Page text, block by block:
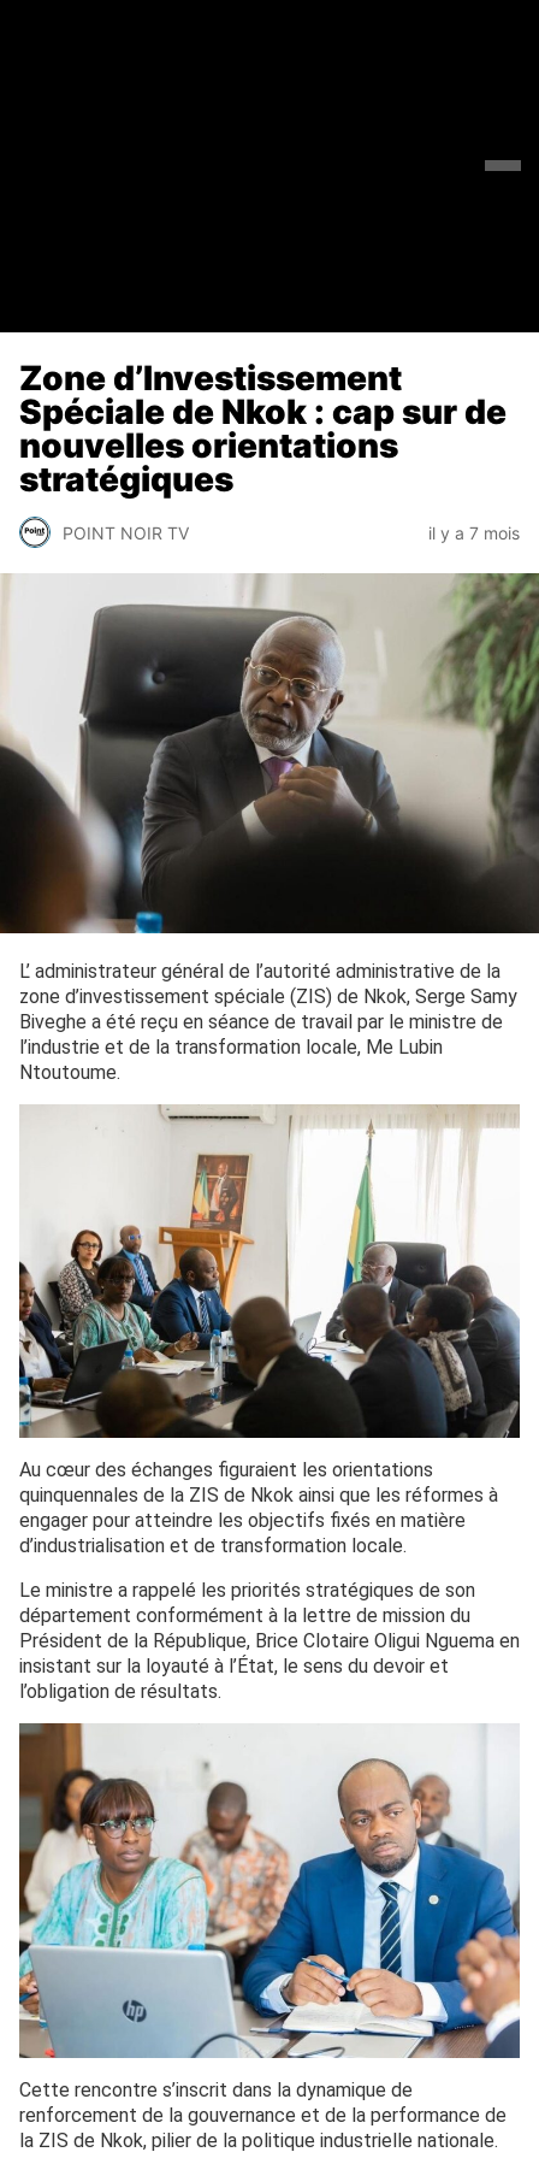
Zone d’Investissement
Spéciale de Nkok : cap sur de
nouvelles orientations
stratégiques
POINT NOIR TV il y a 7 mois
L’ administrateur général de l’autorité administrative de la
zone d’investissement spéciale (ZIS) de Nkok, Serge Samy
Biveghe a été reçu en séance de travail par le ministre de
l’industrie et de la transformation locale, Me Lubin
Ntoutoume.
Au cœur des échanges figuraient les orientations
quinquennales de la ZIS de Nkok ainsi que les réformes à
engager pour atteindre les objectifs fixés en matière
d’industrialisation et de transformation locale.
Le ministre a rappelé les priorités stratégiques de son
département conformément à la lettre de mission du
Président de la République, Brice Clotaire Oligui Nguema en
insistant sur la loyauté à l’État, le sens du devoir et
l’obligation de résultats.
Cette rencontre s’inscrit dans la dynamique de
renforcement de la gouvernance et de la performance de
la ZIS de Nkok, pilier de la politique industrielle nationale.